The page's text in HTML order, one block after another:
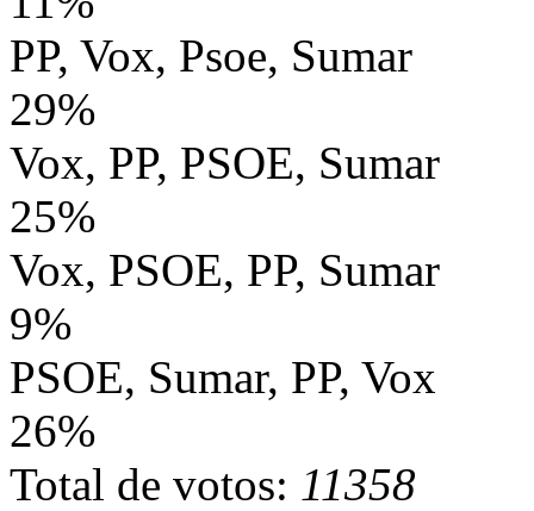
PP, Vox, Psoe, Sumar
29%
Vox, PP, PSOE, Sumar
25%
Vox, PSOE, PP, Sumar
9%
PSOE, Sumar, PP, Vox
26%
Total de votos: 11358